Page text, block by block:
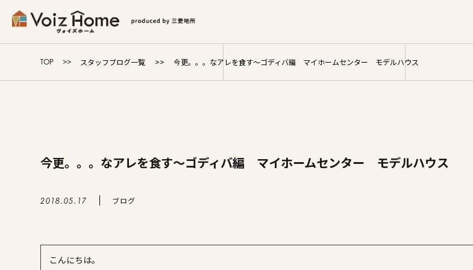
コーポレートサイト リフォームサイト マンションサイト
販売物件
イベント情報
TOP スタッフブログ一覧 今更。。。なアレを食す～ゴディバ編 マイホームセンター モデルハウス
今更。。。なアレを食す～ゴディバ編 マイホームセンター モデルハウス
2018.05.17 ブログ
こんにちは。